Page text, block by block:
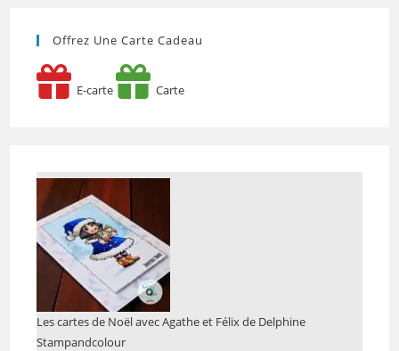
Offrez Une Carte Cadeau
E-carte Carte
Les cartes de Noël avec Agathe et Félix de Delphine
Stampandcolour